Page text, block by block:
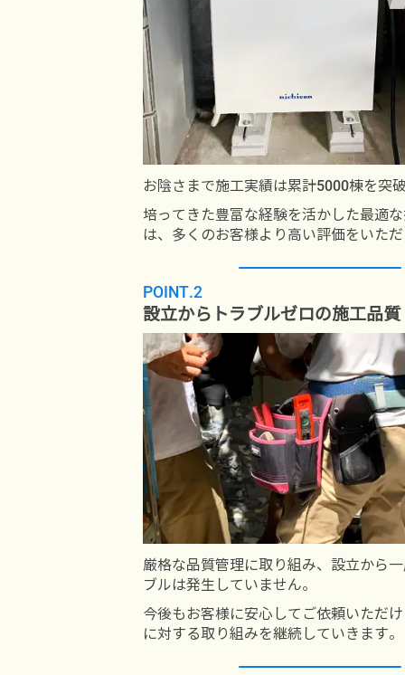
お陰さまで施工実績は累計5000棟を突
培ってきた豊富な経験を活かした最適
は、多くのお客様より高い評価をいた
POINT.2
設立からトラブルゼロの施工品質
厳格な品質管理に取り組み、設立から
ブルは発生していません。
今後もお客様に安心してご依頼いただ
に対する取り組みを継続していきます。